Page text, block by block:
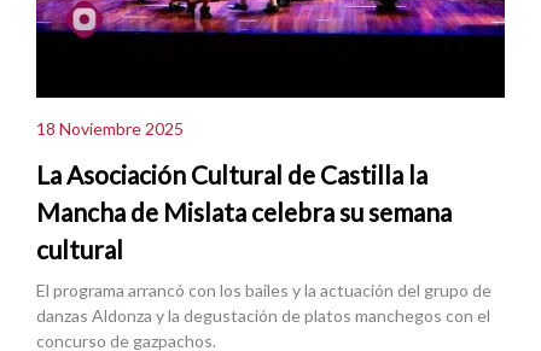
18 Noviembre 2025
La Asociación Cultural de Castilla la
Mancha de Mislata celebra su semana
cultural
El programa arrancó con los bailes y la actuación del grupo de
danzas Aldonza y la degustación de platos manchegos con el
concurso de gazpachos.